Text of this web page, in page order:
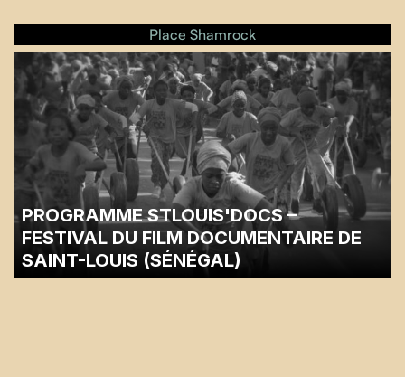
Place Shamrock
PROGRAMME STLOUIS'DOCS –
FESTIVAL DU FILM DOCUMENTAIRE DE
SAINT-LOUIS (SÉNÉGAL)
Une discussion avec le cinéaste Justice Rutikara suivra la projection.…